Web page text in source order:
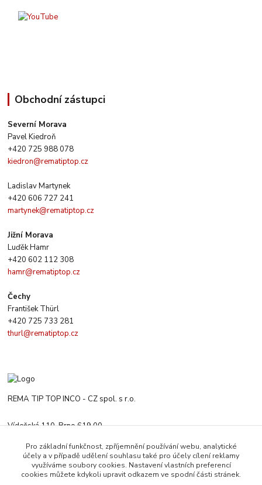
Obchodní zástupci
Severní Morava
Pavel Kiedroň
+420 725 988 078
kiedron@rematiptop.cz
Ladislav Martynek
+420 606 727 241
martynek@rematiptop.cz
Jižní Morava
Luďěk Hamr
+420 602 112 308
hamr@rematiptop.cz
Čechy
František Thürl
+420 725 733 281
thurl@rematiptop.cz
REMA TIP TOP INCO - CZ spol. s r.o.
Vídeňská 110, Brno 619 00
Po-Čt 8:00-16:00 h. Pa 8:00-13:30 h.
rematiptop@rematiptop.cz
Pro základní funkčnost, zpříjemnění používání webu, analytické
účely a v případě udělení souhlasu také pro účely cílení reklamy
využíváme soubory cookies. Nastavení vlastních preferencí
cookies můžete kdykoli upravit odkazem ve spodní části stránek.